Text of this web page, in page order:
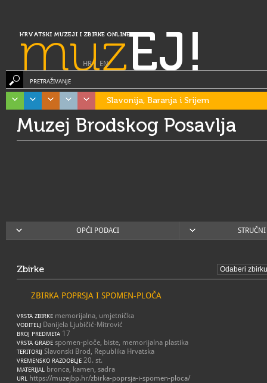
HRVATSKI MUZEJI I ZBIRKE ONLINE
muzEJ!
HR| EN
PRETRAŽIVANJE
Slavonija, Baranja i Srijem
Muzej Brodskog Posavlja
OPĆI PODACI
Zbirke
ZBIRKA POPRSJA I SPOMEN-PLOČA
VRSTA ZBIRKE memorijalna, umjetnička
VODITELJ Danijela Ljubičić-Mitrović
BROJ PREDMETA 17
VRSTA GRAĐE spomen-ploče, biste, memorijalna plastika
TERITORIJ Slavonski Brod, Republika Hrvatska
VREMENSKO RAZDOBLJE 20. st.
MATERIJAL bronca, kamen, sadra
URL https://muzejbp.hr/zbirka-poprsja-i-spomen-ploca/